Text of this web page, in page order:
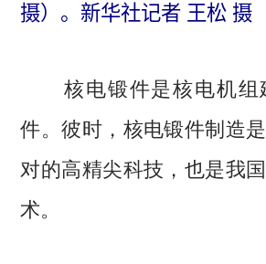
摄）。新华社记者 王松 摄
核电锻件是核电机组
件。彼时，核电锻件制造
对的高精尖科技，也是我
术。